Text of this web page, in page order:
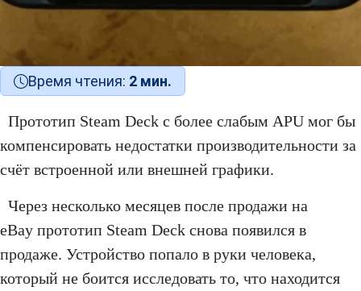
Время чтения: 2 мин.
Прототип Steam Deck с более слабым APU мог бы
компенсировать недостатки производительности за
счёт встроенной или внешней графики.
Через несколько месяцев после продажи на
eBay прототип Steam Deck снова появился в
продаже. Устройство попало в руки человека,
который не боится исследовать то, что находится